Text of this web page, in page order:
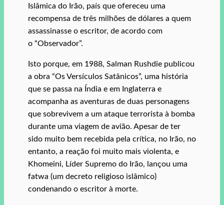
Islâmica do Irão, país que ofereceu uma
recompensa de três milhões de dólares a quem
assassinasse o escritor, de acordo com
o “Observador”.
Isto porque, em 1988, Salman Rushdie publicou
a obra “Os Versículos Satânicos”, uma história
que se passa na Índia e em Inglaterra e
acompanha as aventuras de duas personagens
que sobrevivem a um ataque terrorista à bomba
durante uma viagem de avião. Apesar de ter
sido muito bem recebida pela crítica, no Irão, no
entanto, a reação foi muito mais violenta, e
Khomeini, Líder Supremo do Irão, lançou uma
fatwa (um decreto religioso islâmico)
condenando o escritor à morte.